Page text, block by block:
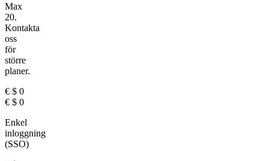
Max
20.
Kontakta
oss
för
större
planer.
€ $ 0
€ $ 0
Enkel
inloggning
(SSO)